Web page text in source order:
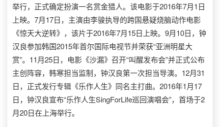
举行，正式确定扮演一名赏金猎人。该电影于2016年7月1日
上映。7月17日，主演由李骏执导的跨国悬疑烧脑动作电影
《惊天大逆转》，该片于2016年7月15日上映。9月10日，钟
汉良参加韩国2015年首尔国际电视节并荣获“亚洲明星大
赏”。11月25日，电影《沙漏》召开“叫醒发布会”并正式公布
主创阵容，韩寒担当监制，钟汉良第一次担当导演。12月31
日，正式发行专辑《乐作人生》同名主打曲。2016年1月17
日，钟汉良宣布“乐作人生SingForLife巡回演唱会”，首场于2
月20日在上海举行。